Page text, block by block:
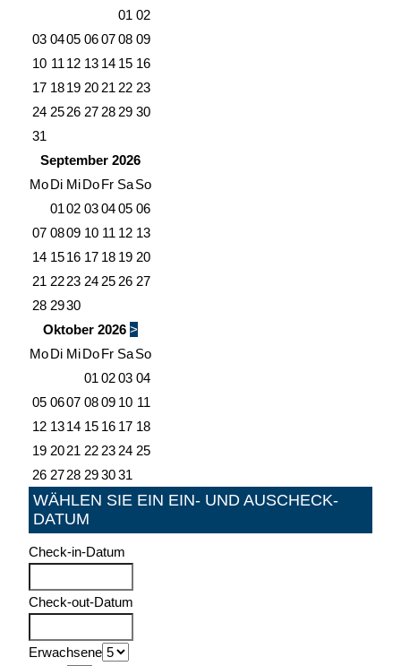
01 02
03 0405 06 0708 09
10 11 12 13 14 15 16
17 1819 20 21 22 23
24 2526 27 28 29 30
31
September 2026
MoDi MiDoFr SaSo
0102 03 0405 06
07 0809 10 11 12 13
14 1516 17 18 19 20
21 2223 24 25 26 27
28 2930
Oktober 2026 >
MoDi MiDoFr SaSo
01 0203 04
05 0607 08 09 10 11
12 1314 15 16 17 18
19 2021 22 23 24 25
26 2728 29 3031
WÄHLEN SIE EIN EIN- UND AUSCHECK-
DATUM
Check-in-Datum
Check-out-Datum
Erwachsene